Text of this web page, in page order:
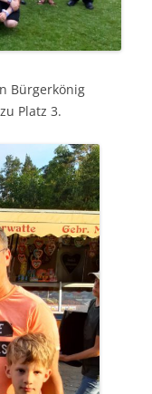
Bürgerkönig
Platz 3.